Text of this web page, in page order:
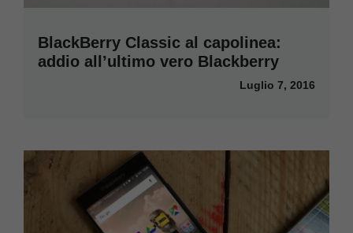
BlackBerry Classic al capolinea:
addio all’ultimo vero Blackberry
Luglio 7, 2016